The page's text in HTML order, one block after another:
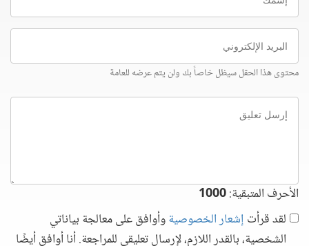
البريد
الإلكتروني
محتوى هذا الحقل سيظل خاصاً بك ولن يتم عرضه للعامة
إرسل
تعليق
الأحرف المتبقية:1000
لقد قرأت إشعار الخصوصيةوأوافق على معالجة بياناتي
الشخصية، بالقدر اللازم، لإرسال تعليقي للمراجعة. أنا أوافق أيضًا